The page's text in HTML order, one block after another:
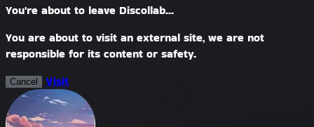
You're about to leave Discollab...
You are about to visit an external site, we are not
responsible for its content or safety.
Cancel Visit